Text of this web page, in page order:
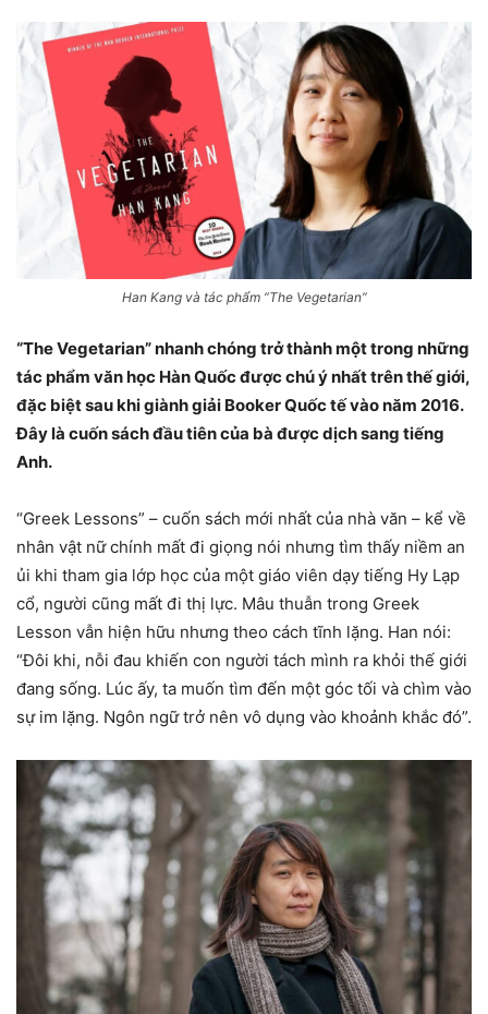
Han Kang và tác phẩm “The Vegetarian”
“The Vegetarian” nhanh chóng trở thành một trong những
tác phẩm văn học Hàn Quốc được chú ý nhất trên thế giới,
đặc biệt sau khi giành giải Booker Quốc tế vào năm 2016.
Đây là cuốn sách đầu tiên của bà được dịch sang tiếng
Anh.
“Greek Lessons” – cuốn sách mới nhất của nhà văn – kể về
nhân vật nữ chính mất đi giọng nói nhưng tìm thấy niềm an
ủi khi tham gia lớp học của một giáo viên dạy tiếng Hy Lạp
cổ, người cũng mất đi thị lực. Mâu thuẫn trong Greek
Lesson vẫn hiện hữu nhưng theo cách tĩnh lặng. Han nói:
“Đôi khi, nỗi đau khiến con người tách mình ra khỏi thế giới
đang sống. Lúc ấy, ta muốn tìm đến một góc tối và chìm vào
sự im lặng. Ngôn ngữ trở nên vô dụng vào khoảnh khắc đó”.